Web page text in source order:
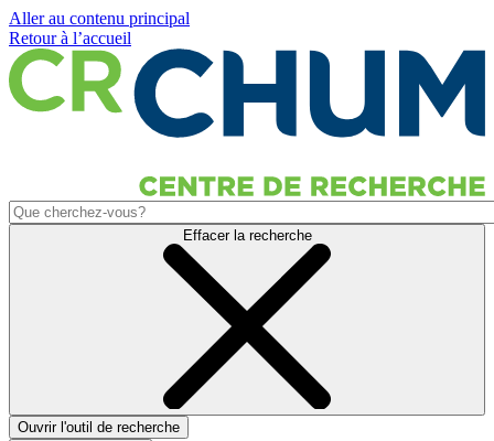
Aller au contenu principal
Retour à l’accueil
Effacer la recherche
Ouvrir l'outil de recherche